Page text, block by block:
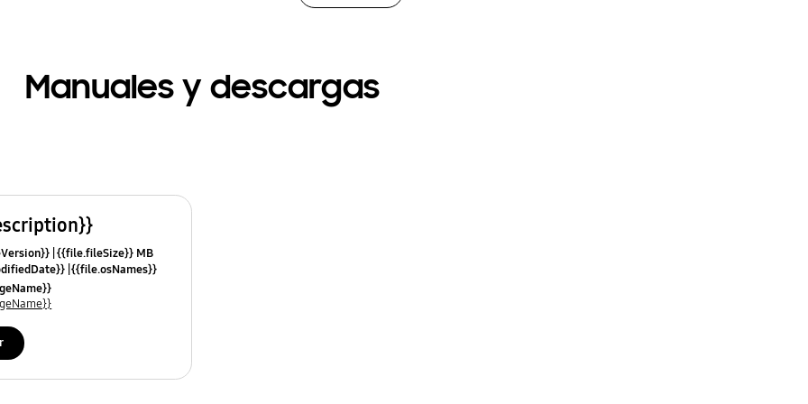
Manuales y descargas
{{file.fileSize}} MB
{{file.osNames}}